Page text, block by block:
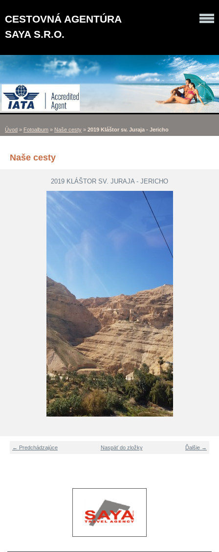
CESTOVNÁ AGENTÚRA
SAYA S.R.O.
Úvod » Fotoalbum » Naše cesty » 2019 Kláštor sv. Juraja - Jericho
Naše cesty
2019 KLÁŠTOR SV. JURAJA - JERICHO
← Predchádzajúce Ďalšie →
Naspäť do zložky